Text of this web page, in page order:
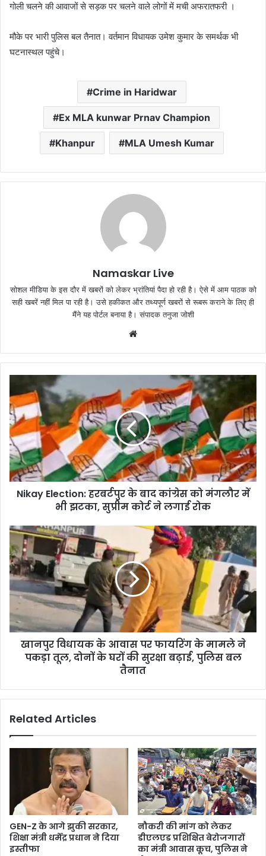
गोली चलने की आवाजों से सड़क पर चलने वाले लोगों में मची अफरातफरी ।
मौके पर भारी पुलिस बल तैनात। वर्तमान विधायक उमेश कुमार के समर्थक भी
घटनास्थल पहुंचे।
Crime in Haridwar
Ex MLA kunwar Prnav Champion
Khanpur MLA Umesh Kumar
Namaskar Live
सोशल मीडिया के इस दौर में खबरों को लेकर भ्रांतियां पैदा हो रही है। ऐसे में आम पाठक को
सही खबरें नहीं मिल पा रही है। उसे हकीकत और तथ्यपूर्ण खबरों से रूबरू कराने के लिए ही
मैंने यह पोर्टल बनाया है। संपादक तनुजा जोशी
b
s
i
t
e
Nikay Election: हरबर्टपुर के बाद कांग्रेस को मंगलौर में
भी झटका, सुप्रीम कोर्ट ने लगाई रोक
खानपुर विधायक के आवास पर फायरिंग के मामले ने
पकड़ा तूल, दोनों के घरों की सुरक्षा बढ़ाई, पुलिस बल
तैनात
Related Articles
GEN-Z के आगे झुकी सरकार,
शिक्षा मंत्री धर्मेंद्र प्रधान ने दिया
इस्तीफा
नौकरी की मांग को लेकर
डीएलएड प्रशिक्षित बेरोजगारों
का मंत्री आवास कूच, पुलिस ने